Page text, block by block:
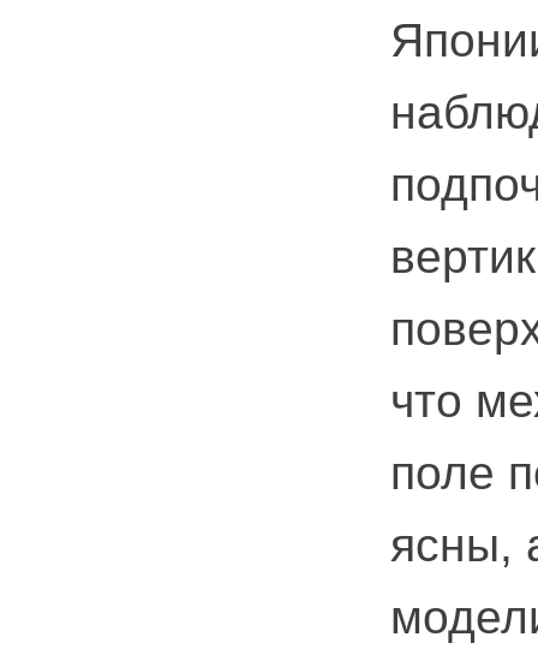
что
поле
ясны,